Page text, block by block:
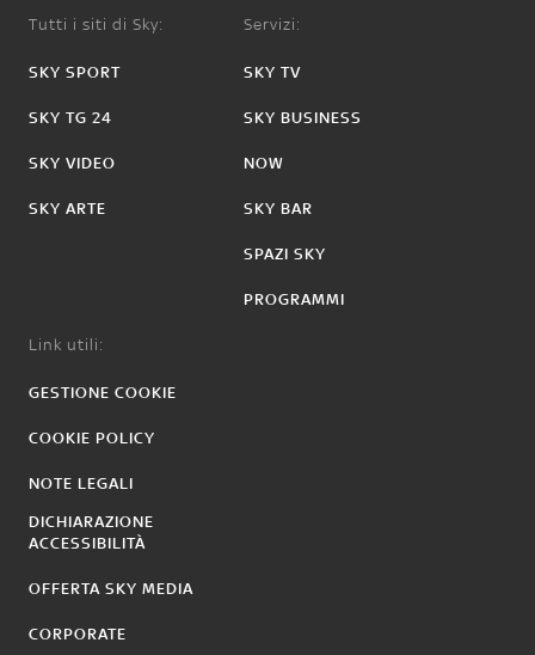
Tutti i siti di Sky:
SKY SPORT
SKY TG 24
SKY VIDEO
SKY ARTE
Servizi:
SKY TV
SKY BUSINESS
NOW
SKY BAR
SPAZI SKY
PROGRAMMI
Link utili:
GESTIONE COOKIE
COOKIE POLICY
NOTE LEGALI
DICHIARAZIONE
ACCESSIBILITÀ
OFFERTA SKY MEDIA
CORPORATE